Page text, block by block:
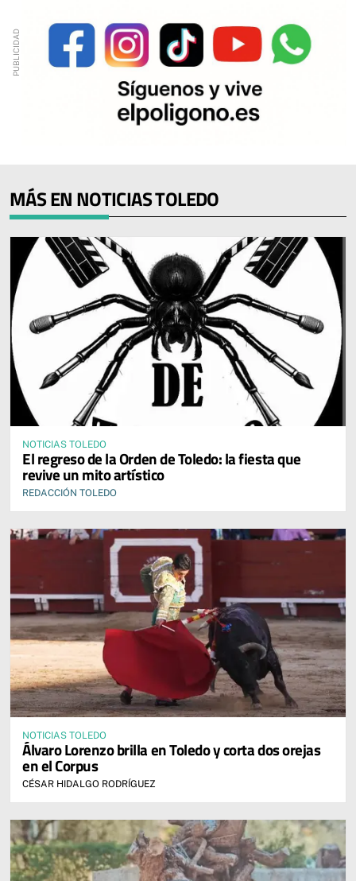
MÁS EN NOTICIAS TOLEDO
NOTICIAS TOLEDO
El regreso de la Orden de Toledo: la fiesta que
revive un mito artístico
REDACCIÓN TOLEDO
NOTICIAS TOLEDO
Álvaro Lorenzo brilla en Toledo y corta dos orejas
en el Corpus
CÉSAR HIDALGO RODRÍGUEZ